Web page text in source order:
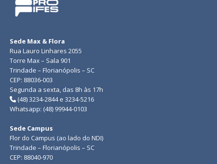
Sede Max & Flora
Rua Lauro Linhares 2055
Torre Max – Sala 901
Trindade – Florianópolis – SC
CEP: 88036-003
Segunda a sexta, das 8h às 17h
(48) 3234-2844 e 3234-5216
Whatsapp: (48) 99944-0103
Sede Campus
Flor do Campus (ao lado do NDI)
Trindade – Florianópolis – SC
CEP: 88040-970